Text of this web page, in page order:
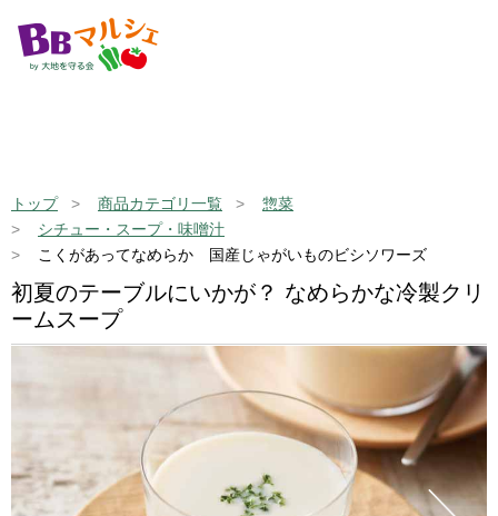
トップ 商品カテゴリ一覧
惣菜
シチュー・スープ・味噌汁
こくがあってなめらか 国産じゃがいものビシソワーズ
初夏のテーブルにいかが？ なめらかな冷製クリ
ームスープ